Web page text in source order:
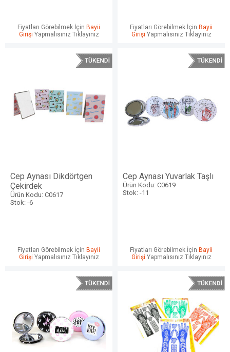
Fiyatları Görebilmek İçin Bayii
Girişi Yapmalısınız Tıklayınız
Fiyatları Görebilmek İçin Bayii
Girişi Yapmalısınız Tıklayınız
Cep Aynası Dikdörtgen
Çekirdek
Ürün Kodu: C0617
Stok: -6
Fiyatları Görebilmek İçin Bayii
Girişi Yapmalısınız Tıklayınız
Cep Aynası Yuvarlak Taşlı
Ürün Kodu: C0619
Stok: -11
Fiyatları Görebilmek İçin Bayii
Girişi Yapmalısınız Tıklayınız